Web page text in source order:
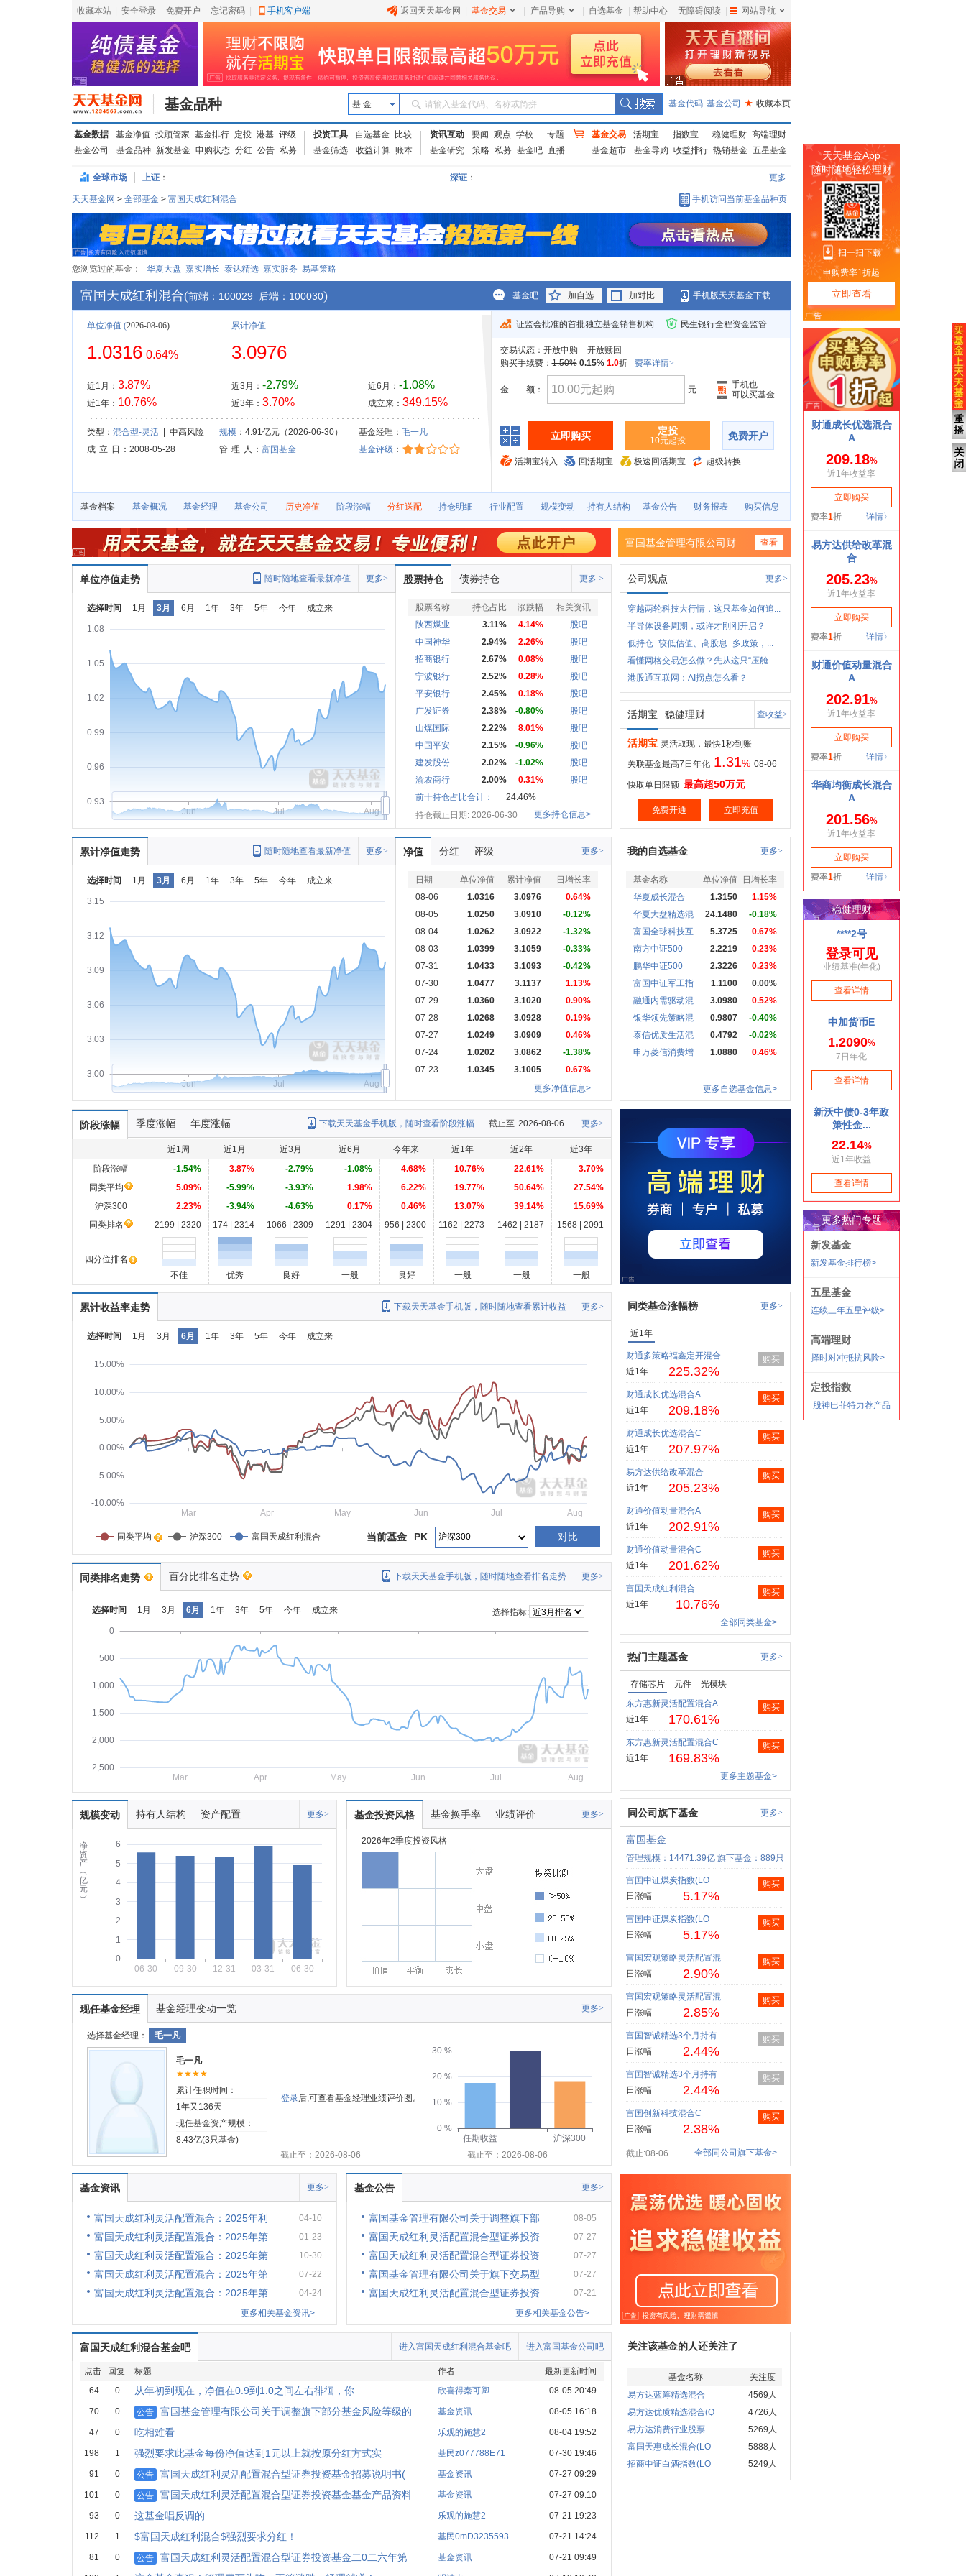
收藏本站 安全登录 免费开户 忘记密码 手机客户端 返回天天基金网 基金交易 产品导购 自选基金 帮助中心 无障碍阅读 网站导航
基金品种 基 金 请输入基金代码、名称或简拼 基金代码 基金公司 ★ 收藏本页
基金数据 基金净值 投顾管家 基金排行 定投 港基 评级
基金公司
基金品种 新发基金 申购状态 分红 公告 私募
投资工具 自选基金
比较
基金筛选
收益计算 账本
资讯互动 要闻 观点 学校
专题
基金研究
策略 私募 基金吧 直播
基金交易 活期宝 指数宝 稳健理财 高端理财
基金超市
基金导购 收益排行 热销基金 五星基金
全球市场 上证： 深证： 更多
天天基金网 > 全部基金 > 富国天成红利混合 手机访问当前基金品种页
您浏览过的基金： 华夏大盘 嘉实增长 泰达精选 嘉实服务 易基策略
富国天成红利混合(前端： 100029 后端： 100030) 基金吧 加自选 加对比 手机版天天基金下载
单位净值 (2026-08-06)
1.0316 0.64%
近1月： 3.87%
近1年： 10.76%
累计净值
3.0976
近3月： -2.79%
近3年： 3.70%
近6月： -1.08%
成立来： 349.15%
类型： 混合型-灵活| 中高风险 规模：4.91亿元（2026-06-30） 基金经理： 毛一凡
成 立 日
：2008-05-28 管 理 人 ： 富国基金 基金评级 ：
证监会批准的首批独立基金销售机构 民生银行全程资金监管
交易状态： 开放申购
开放赎回
购买手续费：1.50% 0.15% 1.0折 费率详情>
金 额： 元
手机也
可以买基金
立即购买 定投
10元起投 免费开户
活期宝转入 回活期宝 极速回活期宝 超级转换
基金档案 基金概况 基金经理 基金公司 历史净值 阶段涨幅 分红送配 持仓明细 行业配置 规模变动 持有人结构 基金公告 财务报表 购买信息
富国基金管理有限公司财... 查看
单位净值走势 更多>
随时随地查看最新净值
选择时间 1月 3月 6月 1年 3年 5年 今年 成立来
0.93
0.96
0.99
1.02
1.05
1.08
Jun Jul Aug
股票持仓 债券持仓 更多 >
股票名称 持仓占比 涨跌幅
相关资讯
陕西煤业
3.11% 4.14%
股吧
中国神华
2.94% 2.26%
股吧
招商银行
2.67% 0.08%
股吧
宁波银行
2.52% 0.28%
股吧
平安银行
2.45% 0.18%
股吧
广发证券
2.38% -0.80%
股吧
山煤国际
2.22% 8.01%
股吧
中国平安
2.15% -0.96%
股吧
建发股份
2.02% -1.02%
股吧
渝农商行
2.00% 0.31%
股吧
前十持仓占比合计：
24.46%
持仓截止日期: 2026-06-30
更多持仓信息>
公司观点 更多>
穿越两轮科技大行情，这只基金如何追...
半导体设备周期，或许才刚刚开启？
低持仓+较低估值、高股息+多政策，...
看懂网格交易怎么做？先从这只“压舱...
港股通互联网：AI拐点怎么看？
活期宝 稳健理财 查收益>
活期宝 灵活取现，最快1秒到账
关联基金最高7日年化 1.31% 08-06
快取单日限额 最高超50万元
免费开通 立即充值
累计净值走势 更多>
随时随地查看最新净值
选择时间 1月 3月 6月 1年 3年 5年 今年 成立来
3.00
3.03
3.06
3.09
3.12
3.15
Jun Jul Aug
净值 分红 评级 更多>
日期 单位净值 累计净值
日增长率
08-06
1.0316 3.0976
0.64%
08-05
1.0250 3.0910
-0.12%
08-04
1.0262 3.0922
-1.32%
08-03
1.0399 3.1059
-0.33%
07-31
1.0433 3.1093
-0.42%
07-30
1.0477 3.1137
1.13%
07-29
1.0360 3.1020
0.90%
07-28
1.0268 3.0928
0.19%
07-27
1.0249 3.0909
0.46%
07-24
1.0202 3.0862
-1.38%
07-23
1.0345 3.1005
0.67%
更多净值信息>
我的自选基金 更多>
基金名称 单位净值
日增长率
华夏成长混合
1.3150
1.15%
华夏大盘精选混
24.1480
-0.18%
富国全球科技互
5.3725
0.67%
南方中证500
2.2219
0.23%
鹏华中证500
2.3226
0.23%
富国中证军工指
1.1100
0.00%
融通内需驱动混
3.0980
0.52%
银华领先策略混
0.9807
-0.40%
泰信优质生活混
0.4792
-0.02%
申万菱信消费增
1.0880 0.46%
更多自选基金信息>
阶段涨幅 季度涨幅 年度涨幅 更多>
截止至 2026-08-06
下载天天基金手机版，随时查看阶段涨幅
近1周 近1月 近3月 近6月 今年来 近1年 近2年
近3年
阶段涨幅
-1.54% 3.87% -2.79% -1.08% 4.68% 10.76% 22.61%
3.70%
同类平均
5.09% -5.99% -3.93% 1.98% 6.22% 19.77% 50.64%
27.54%
沪深300
2.23% -3.94% -4.63% 0.17% 0.46% 13.07% 39.14%
15.69%
同类排名
2199 | 2320 174 | 2314 1066 | 2309 1291 | 2304 956 | 2300 1162 | 2273 1462 | 2187 1568 | 2091
四分位排名
不佳
优秀 良好 一般 良好 一般 一般 一般
累计收益率走势 更多>
下载天天基金手机版，随时随地查看累计收益
选择时间 1月 3月 6月 1年 3年 5年 今年 成立来
-10.00%
-5.00%
0.00%
5.00%
10.00%
15.00%
Mar Apr May Jun Jul Aug
同类平均 沪深300 富国天成红利混合 对比
PK
当前基金
同类排名走势 百分比排名走势 更多>
下载天天基金手机版，随时随地查看排名走势
选择时间 1月 3月 6月 1年 3年 5年 今年 成立来
选择指标:
0
500
1,000
1,500
2,000
2,500
Mar
Apr May Jun Jul Aug
规模变动 持有人结构 资产配置 更多>
净
资
产
︵
亿
元
︶
0
1
2
3
4
5
6
06-30 09-30 12-31 03-31 06-30
基金投资风格 基金换手率 业绩评价 更多>
2026年2季度投资风格
现任基金经理 基金经理变动一览 更多>
选择基金经理： 毛一凡
毛一凡
★★★★
累计任职时间：
1年又136天
现任基金资产规模：
8.43亿(3只基金)
登录后,可查看基金经理业绩评价图。
0 %
10 %
20 %
30 %
任期收益
沪深300
截止至：2026-08-06
截止至：2026-08-06
基金资讯 更多>
富国天成红利灵活配置混合：2025年利 04-10
富国天成红利灵活配置混合：2025年第 01-23
富国天成红利灵活配置混合：2025年第 10-30
富国天成红利灵活配置混合：2025年第 07-22
富国天成红利灵活配置混合：2025年第
04-24
更多相关基金资讯>
基金公告 更多>
富国基金管理有限公司关于调整旗下部 08-05
富国天成红利灵活配置混合型证券投资 07-27
富国天成红利灵活配置混合型证券投资 07-27
富国基金管理有限公司关于旗下交易型 07-27
富国天成红利灵活配置混合型证券投资
07-21
更多相关基金公告>
富国天成红利混合基金吧 进入富国基金公司吧
进入富国天成红利混合基金吧
点击 回复 标题 作者
最新更新时间
64
0 从年初到现在，净值在0.9到1.0之间左右徘徊，你 欣喜得秦可卿 08-05 20:49
70 0 公告 富国基金管理有限公司关于调整旗下部分基金风险等级的 基金资讯 08-05 16:18
47 0 吃相难看 乐观的施慧2 08-04 19:52
198 1 强烈要求此基金每份净值达到1元以上就按原分红方式实 基民z077788E71 07-30 19:46
91 0 公告 富国天成红利灵活配置混合型证券投资基金招募说明书( 基金资讯 07-27 09:29
101 0 公告 富国天成红利灵活配置混合型证券投资基金基金产品资料 基金资讯 07-27 09:10
93 0 这基金唱反调的 乐观的施慧2 07-21 19:23
112 1 $富国天成红利混合$强烈要求分红！ 基民0mD3235593 07-21 14:24
81 0 公告 富国天成红利灵活配置混合型证券投资基金二0二六年第 基金资讯 07-21 09:49
同类基金涨幅榜 更多>
近1年
财通多策略福鑫定开混合
近1年
225.32%
购买
财通成长优选混合A
近1年
209.18%
购买
财通成长优选混合C
近1年
207.97%
购买
易方达供给改革混合
近1年
205.23%
购买
财通价值动量混合A
近1年
202.91%
购买
财通价值动量混合C
近1年
201.62%
购买
富国天成红利混合
近1年
10.76%
购买
全部同类基金>
热门主题基金 更多>
存储芯片 元件
光模块
东方惠新灵活配置混合A
近1年
170.61%
购买
东方惠新灵活配置混合C
近1年
169.83%
购买
更多主题基金>
同公司旗下基金 更多>
富国基金
管理规模：14471.39亿 旗下基金：889只
富国中证煤炭指数(LO
日涨幅
5.17%
购买
富国中证煤炭指数(LO
日涨幅
5.17%
购买
富国宏观策略灵活配置混
日涨幅
2.90%
购买
富国宏观策略灵活配置混
日涨幅
2.85%
购买
富国智诚精选3个月持有
日涨幅
2.44%
购买
富国智诚精选3个月持有
日涨幅
2.44%
购买
富国创新科技混合C
日涨幅
2.38%
购买
截止:08-06 全部同公司旗下基金>
关注该基金的人还关注了
基金名称
关注度
易方达蓝筹精选混合
4569人
易方达优质精选混合(Q
4726人
易方达消费行业股票
5269人
富国天惠成长混合(LO
5888人
招商中证白酒指数(LO
5249人